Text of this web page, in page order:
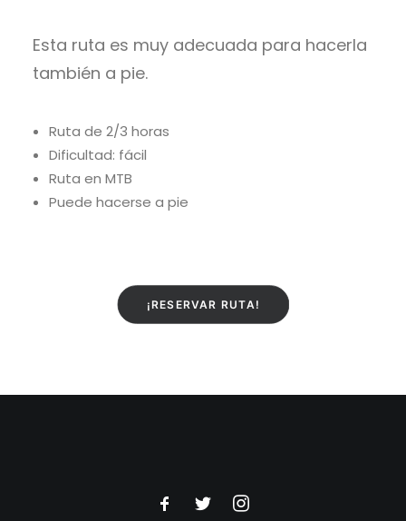
Esta ruta es muy adecuada para hacerla
también a pie.
Ruta de 2/3 horas
Dificultad: fácil
Ruta en MTB
Puede hacerse a pie
¡RESERVAR RUTA!